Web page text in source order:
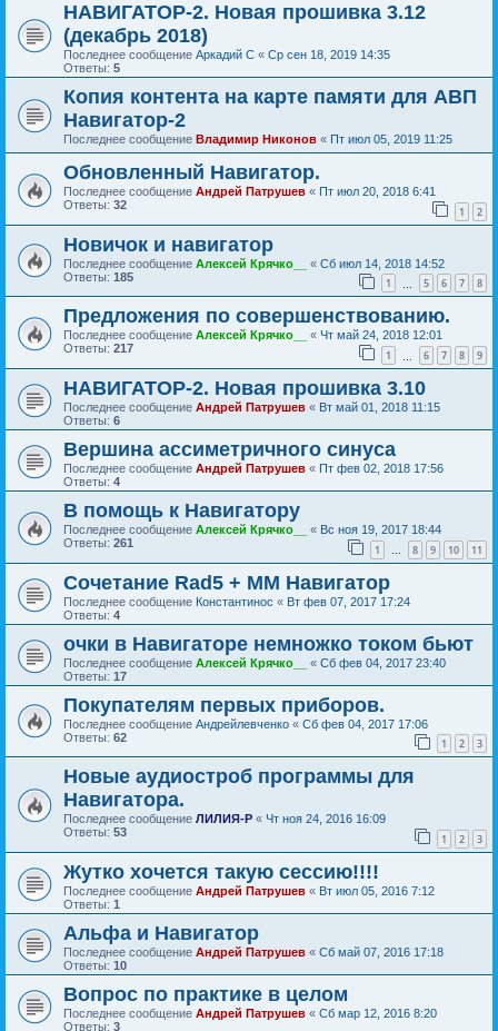
НАВИГАТОР-2. Новая прошивка 3.12
(декабрь 2018)
Последнее сообщение Аркадий С « Ср сен 18, 2019 14:35
Ответы: 5
Копия контента на карте памяти для АВП
Навигатор-2
Последнее сообщение Владимир Никонов « Пт июл 05, 2019 11:25
Обновленный Навигатор.
Последнее сообщение Андрей Патрушев « Пт июл 20, 2018 6:41
Ответы: 32 1 2
Новичок и навигатор
Последнее сообщение Алексей Крячко__ « Сб июл 14, 2018 14:52
Ответы: 185 1 5 6 7 8
Предложения по совершенствованию.
Последнее сообщение Алексей Крячко__ « Чт май 24, 2018 12:01
Ответы: 217 1 6 7 8 9
НАВИГАТОР-2. Новая прошивка 3.10
Последнее сообщение Андрей Патрушев « Вт май 01, 2018 11:15
Ответы: 6
Вершина ассиметричного синуса
Последнее сообщение Андрей Патрушев « Пт фев 02, 2018 17:56
Ответы: 4
В помощь к Навигатору
Последнее сообщение Алексей Крячко__ « Вс ноя 19, 2017 18:44
Ответы: 261 1 … 8 9 10 11
Сочетание Rad5 + ММ Навигатор
Последнее сообщение Константинос « Вт фев 07, 2017 17:24
Ответы: 4
очки в Навигаторе немножко током бьют
Последнее сообщение Алексей Крячко__ « Сб фев 04, 2017 23:40
Ответы: 17
Покупателям первых приборов.
Последнее сообщение Андрейлевченко « Сб фев 04, 2017 17:06
Ответы: 62 1 2 3
Новые аудиостроб программы для
Навигатора.
Последнее сообщение ЛИЛИЯ-Р « Чт ноя 24, 2016 16:09
Ответы: 53 1 2 3
Жутко хочется такую сессию!!!!
Последнее сообщение Андрей Патрушев « Вт июл 05, 2016 7:12
Ответы: 1
Альфа и Навигатор
Последнее сообщение Андрей Патрушев « Сб май 07, 2016 17:18
Ответы: 10
Вопрос по практике в целом
Последнее сообщение Андрей Патрушев « Сб мар 12, 2016 8:20
Ответы: 3